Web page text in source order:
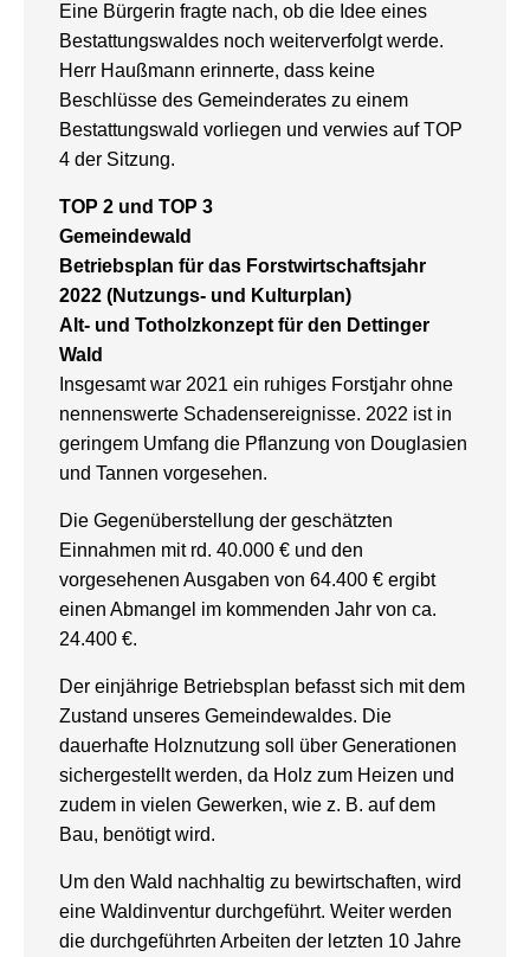
Eine Bürgerin fragte nach, ob die Idee eines
Bestattungswaldes noch weiterverfolgt werde.
Herr Haußmann erinnerte, dass keine
Beschlüsse des Gemeinderates zu einem
Bestattungswald vorliegen und verwies auf TOP
4 der Sitzung.
TOP 2 und TOP 3
Gemeindewald
Betriebsplan für das Forstwirtschaftsjahr
2022 (Nutzungs- und Kulturplan)
Alt- und Totholzkonzept für den Dettinger
Wald
Insgesamt war 2021 ein ruhiges Forstjahr ohne
nennenswerte Schadensereignisse. 2022 ist in
geringem Umfang die Pflanzung von Douglasien
und Tannen vorgesehen.
Die Gegenüberstellung der geschätzten
Einnahmen mit rd. 40.000 € und den
vorgesehenen Ausgaben von 64.400 € ergibt
einen Abmangel im kommenden Jahr von ca.
24.400 €.
Der einjährige Betriebsplan befasst sich mit dem
Zustand unseres Gemeindewaldes. Die
dauerhafte Holznutzung soll über Generationen
sichergestellt werden, da Holz zum Heizen und
zudem in vielen Gewerken, wie z. B. auf dem
Bau, benötigt wird.
Um den Wald nachhaltig zu bewirtschaften, wird
eine Waldinventur durchgeführt. Weiter werden
die durchgeführten Arbeiten der letzten 10 Jahre